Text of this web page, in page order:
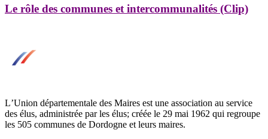
Le rôle des communes et intercommunalités (Clip)
LʼUnion départementale des Maires est une association au service
des élus, administrée par les élus; créée le 29 mai 1962 qui regroupe
les 505 communes de Dordogne et leurs maires.